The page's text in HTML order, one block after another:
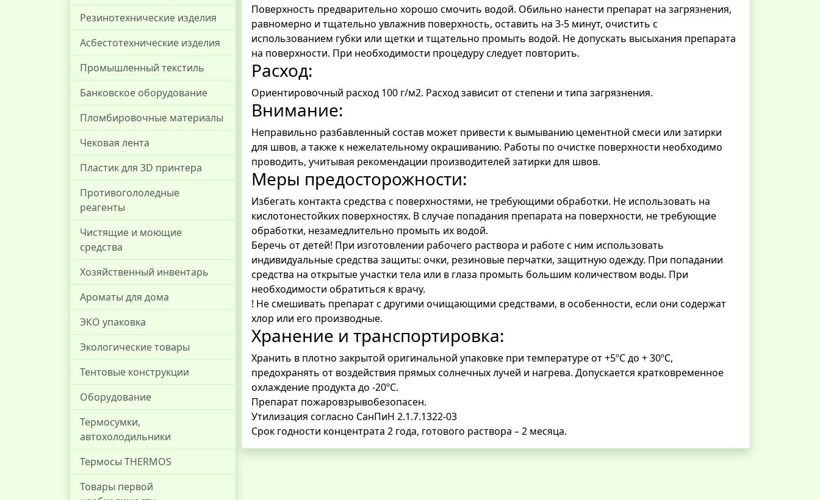
Резинотехнические изделия
Асбестотехнические изделия
Промышленный текстиль
Банковское оборудование
Пломбировочные материалы
Чековая лента
Пластик для 3D принтера
Противогололедные
реагенты
Чистящие и моющие
средства
Хозяйственный инвентарь
Ароматы для дома
ЭКО упаковка
Экологические товары
Тентовые конструкции
Оборудование
Термосумки,
автохолодильники
Термосы THERMOS
Товары первой
Поверхность предварительно хорошо смочить водой. Обильно нанести препарат на загрязнения,
равномерно и тщательно увлажнив поверхность, оставить на 3-5 минут, очистить с
использованием губки или щетки и тщательно промыть водой. Не допускать высыхания препарата
на поверхности. При необходимости процедуру следует повторить.
Расход:
Ориентировочный расход 100 г/м2. Расход зависит от степени и типа загрязнения.
Внимание:
Неправильно разбавленный состав может привести к вымыванию цементной смеси или затирки
для швов, а также к нежелательному окрашиванию. Работы по очистке поверхности необходимо
проводить, учитывая рекомендации производителей затирки для швов.
Меры предосторожности:
Избегать контакта средства с поверхностями, не требующими обработки. Не использовать на
кислотонестойких поверхностях. В случае попадания препарата на поверхности, не требующие
обработки, незамедлительно промыть их водой.
Беречь от детей! При изготовлении рабочего раствора и работе с ним использовать
индивидуальные средства защиты: очки, резиновые перчатки, защитную одежду. При попадании
средства на открытые участки тела или в глаза промыть большим количеством воды. При
необходимости обратиться к врачу.
! Не смешивать препарат с другими очищающими средствами, в особенности, если они содержат
хлор или его производные.
Хранение и транспортировка:
Хранить в плотно закрытой оригинальной упаковке при температуре от +5ºС до + 30ºС,
предохранять от воздействия прямых солнечных лучей и нагрева. Допускается кратковременное
охлаждение продукта до -20ºС.
Препарат пожаровзрывобезопасен.
Утилизация согласно СанПиН 2.1.7.1322-03
Срок годности концентрата 2 года, готового раствора – 2 месяца.